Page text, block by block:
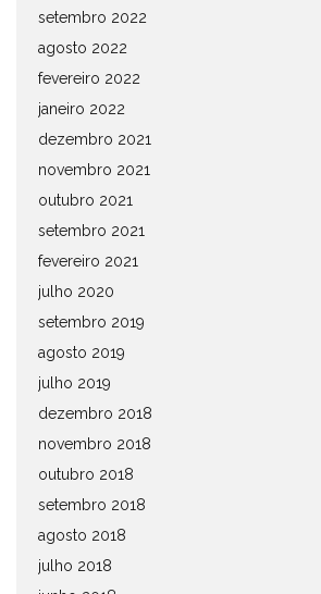
setembro 2022
agosto 2022
fevereiro 2022
janeiro 2022
dezembro 2021
novembro 2021
outubro 2021
setembro 2021
fevereiro 2021
julho 2020
setembro 2019
agosto 2019
julho 2019
dezembro 2018
novembro 2018
outubro 2018
setembro 2018
agosto 2018
julho 2018